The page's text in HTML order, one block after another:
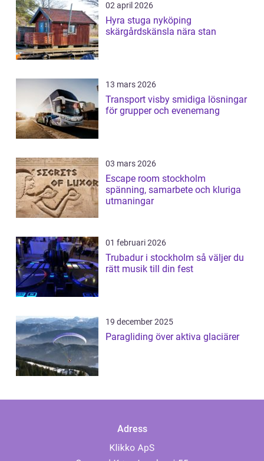
02 april 2026
Hyra stuga nyköping
skärgårdskänsla nära stan
13 mars 2026
Transport visby smidiga lösningar
för grupper och evenemang
03 mars 2026
Escape room stockholm
spänning, samarbete och kluriga
utmaningar
01 februari 2026
Trubadur i stockholm så väljer du
rätt musik till din fest
19 december 2025
Paragliding över aktiva glaciärer
Adress